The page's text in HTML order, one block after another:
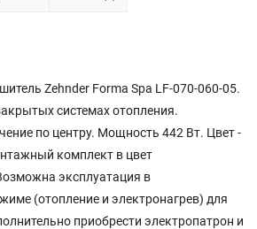
Zehnder Forma Spa LF-070-060-05.
системах отопления.
по центру. Мощность 442 Вт. Цвет -
комплект в цвет
эксплуатация в
(отопление и электронагрев) для
приобрести электропатрон и